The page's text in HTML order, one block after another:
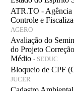
ATR.TO - Agência
Controle e
AGERO
Avaliação do
do Projeto
Médio - SEDUC
Bloqueio de CPF
JUCER